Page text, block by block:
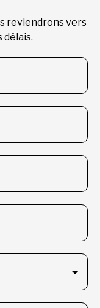
reviendrons vers
délais.